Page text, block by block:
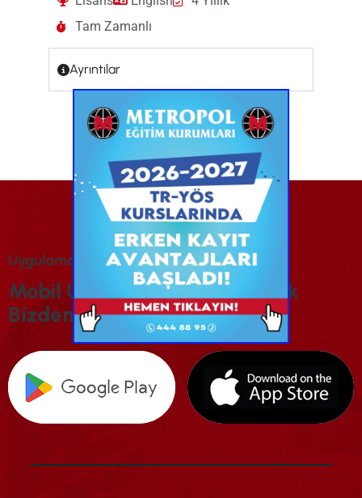
Tam Zamanlı
Ayrıntılar
UYGULAMA İNDIRIN
MOBIL UYGULAMAMIZIINDIREREK
BIZDEN HABERDAROLUN